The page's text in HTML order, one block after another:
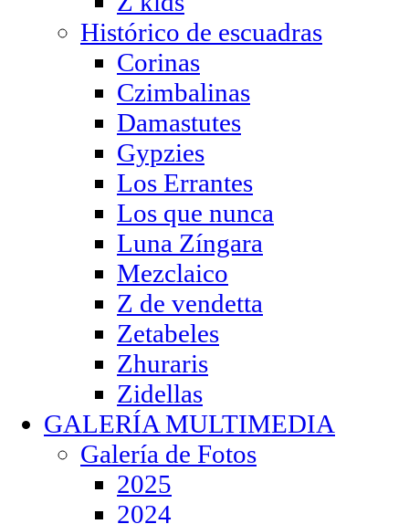
Histórico de escuadras
Corinas
Czimbalinas
Damastutes
Gypzies
Los Errantes
Los que nunca
Luna Zíngara
Mezclaico
Z de vendetta
Zetabeles
Zhuraris
Zidellas
GALERÍA MULTIMEDIA
Galería de Fotos
2025
2024